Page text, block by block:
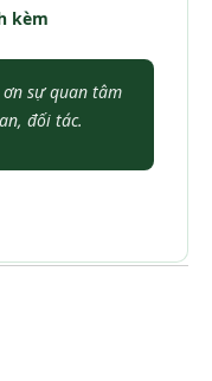
kèm
sự quan tâm
đối tác.